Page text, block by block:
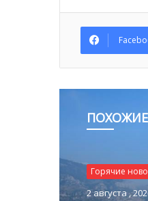
Горячие
2 августа ,